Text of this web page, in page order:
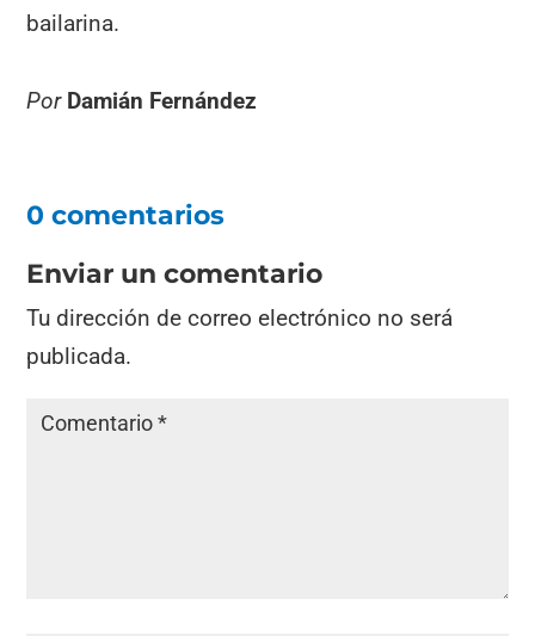
bailarina.
Por Damián Fernández
0 comentarios
Enviar un comentario
Tu dirección de correo electrónico no será
publicada.